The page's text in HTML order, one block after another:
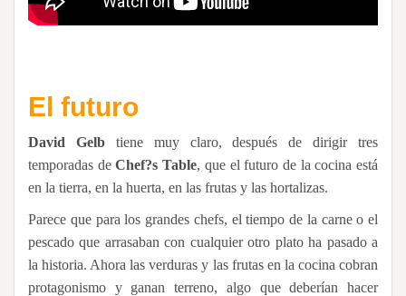
El futuro
David Gelbtiene muy claro, después de dirigir tres
temporadas deChef?s Table, que el futuro de la cocina está
en la tierra, en la huerta, en las frutas y las hortalizas.
Parece que para los grandes chefs, el tiempo de la carne o el
pescado que arrasaban con cualquier otro plato ha pasado a
la historia. Ahora las verduras y las frutas en la cocina cobran
protagonismo y ganan terreno, algo que deberían hacer